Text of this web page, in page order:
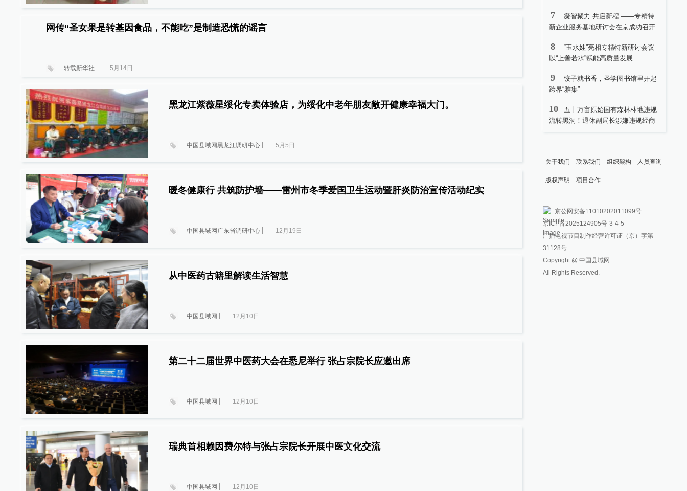
网传“圣女果是转基因食品，不能吃”是制造恐慌的谣言
转载新华社 5月14日
黑龙江紫薇星绥化专卖体验店，为绥化中老年朋友敞开健康幸福大门。
中国县域网黑龙江调研中心 5月5日
暖冬健康行 共筑防护墙——雷州市冬季爱国卫生运动暨肝炎防治宣传活动纪实
中国县域网广东省调研中心 12月19日
从中医药古籍里解读生活智慧
中国县域网 12月10日
第二十二届世界中医药大会在悉尼举行 张占宗院长应邀出席
中国县域网 12月10日
瑞典首相赖因费尔特与张占宗院长开展中医文化交流
中国县域网 12月10日
7
凝智聚力 共启新程 ——专精特
新企业服务基地研讨会在京成功召开
8
“玉水娃”亮相专精特新研讨会议
以“上善若水”赋能高质量发展
9
饺子就书香，圣学图书馆里开起
跨界“雅集”
10
五十万亩原始国有森林林地违规
流转黑洞！退休副局长涉嫌违规经商
关于我们 联系我们 组织架构 人员查询
版权声明 项目合作
京公网安备11010202011099号
京ICP备2025124905号-3-4-5
广播电视节目制作经营许可证（京）字第
31128号
Copyright @ 中国县域网
All Rights Reserved.